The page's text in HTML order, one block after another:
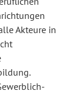
Akteure in